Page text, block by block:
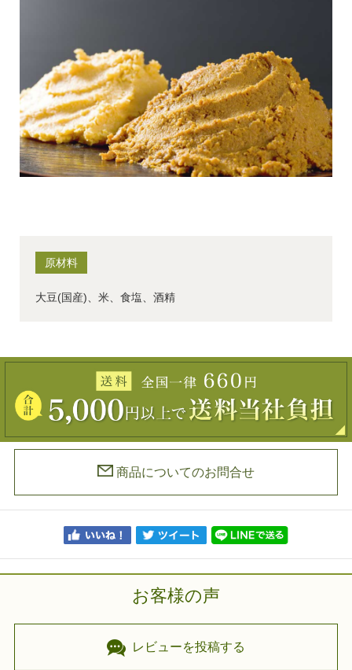
原材料
大豆(国産)、米、食塩、酒精
商品についてのお問合せ
お客様の声
レビューを投稿する